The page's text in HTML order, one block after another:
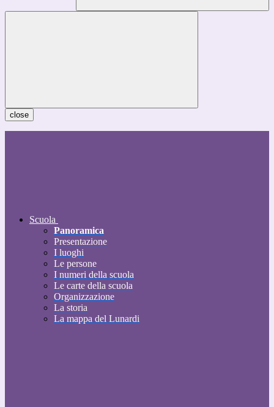
close
Scuola
Panoramica
Presentazione
I luoghi
Le persone
I numeri della scuola
Le carte della scuola
Organizzazione
La storia
La mappa del Lunardi